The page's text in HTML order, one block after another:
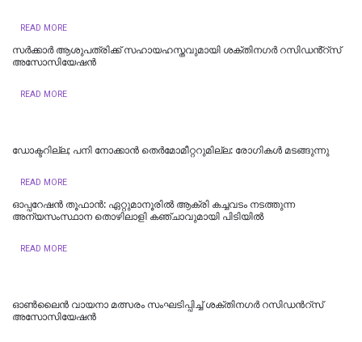
READ MORE
സർക്കാർ ആശുപത്രിക്ക് സഹായഹസ്തവുമായി ശക്തിനഗർ റസിഡൻ്റ്സ്
അസോസിയേഷൻ
READ MORE
ഡോക്ടറില്ല; പനി നോക്കാൻ തെർമോമീറ്ററുമില്ല: രോഗികൾ മടങ്ങുന്നു
READ MORE
ഓപ്പറേഷൻ തൂഫാൻ: ഏറ്റുമാനൂരിൽ ആക്രി കച്ചവടം നടത്തുന്ന
അന്യസംസ്ഥാന തൊഴിലാളി കഞ്ചാവുമായി പിടിയിൽ
READ MORE
ഓൺലൈൻ വായനാ മത്സരം സംഘടിപ്പിച്ച് ശക്തിനഗർ റസിഡന്‍റ്സ്
അസോസിയേഷൻ